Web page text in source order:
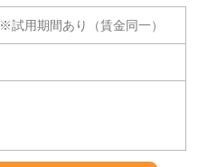
※試用期間あり（賃金同一）